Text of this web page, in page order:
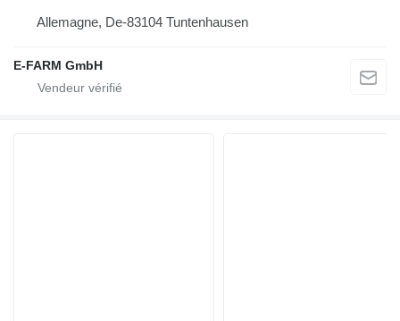
Allemagne, De-83104 Tuntenhausen
E-FARM GmbH